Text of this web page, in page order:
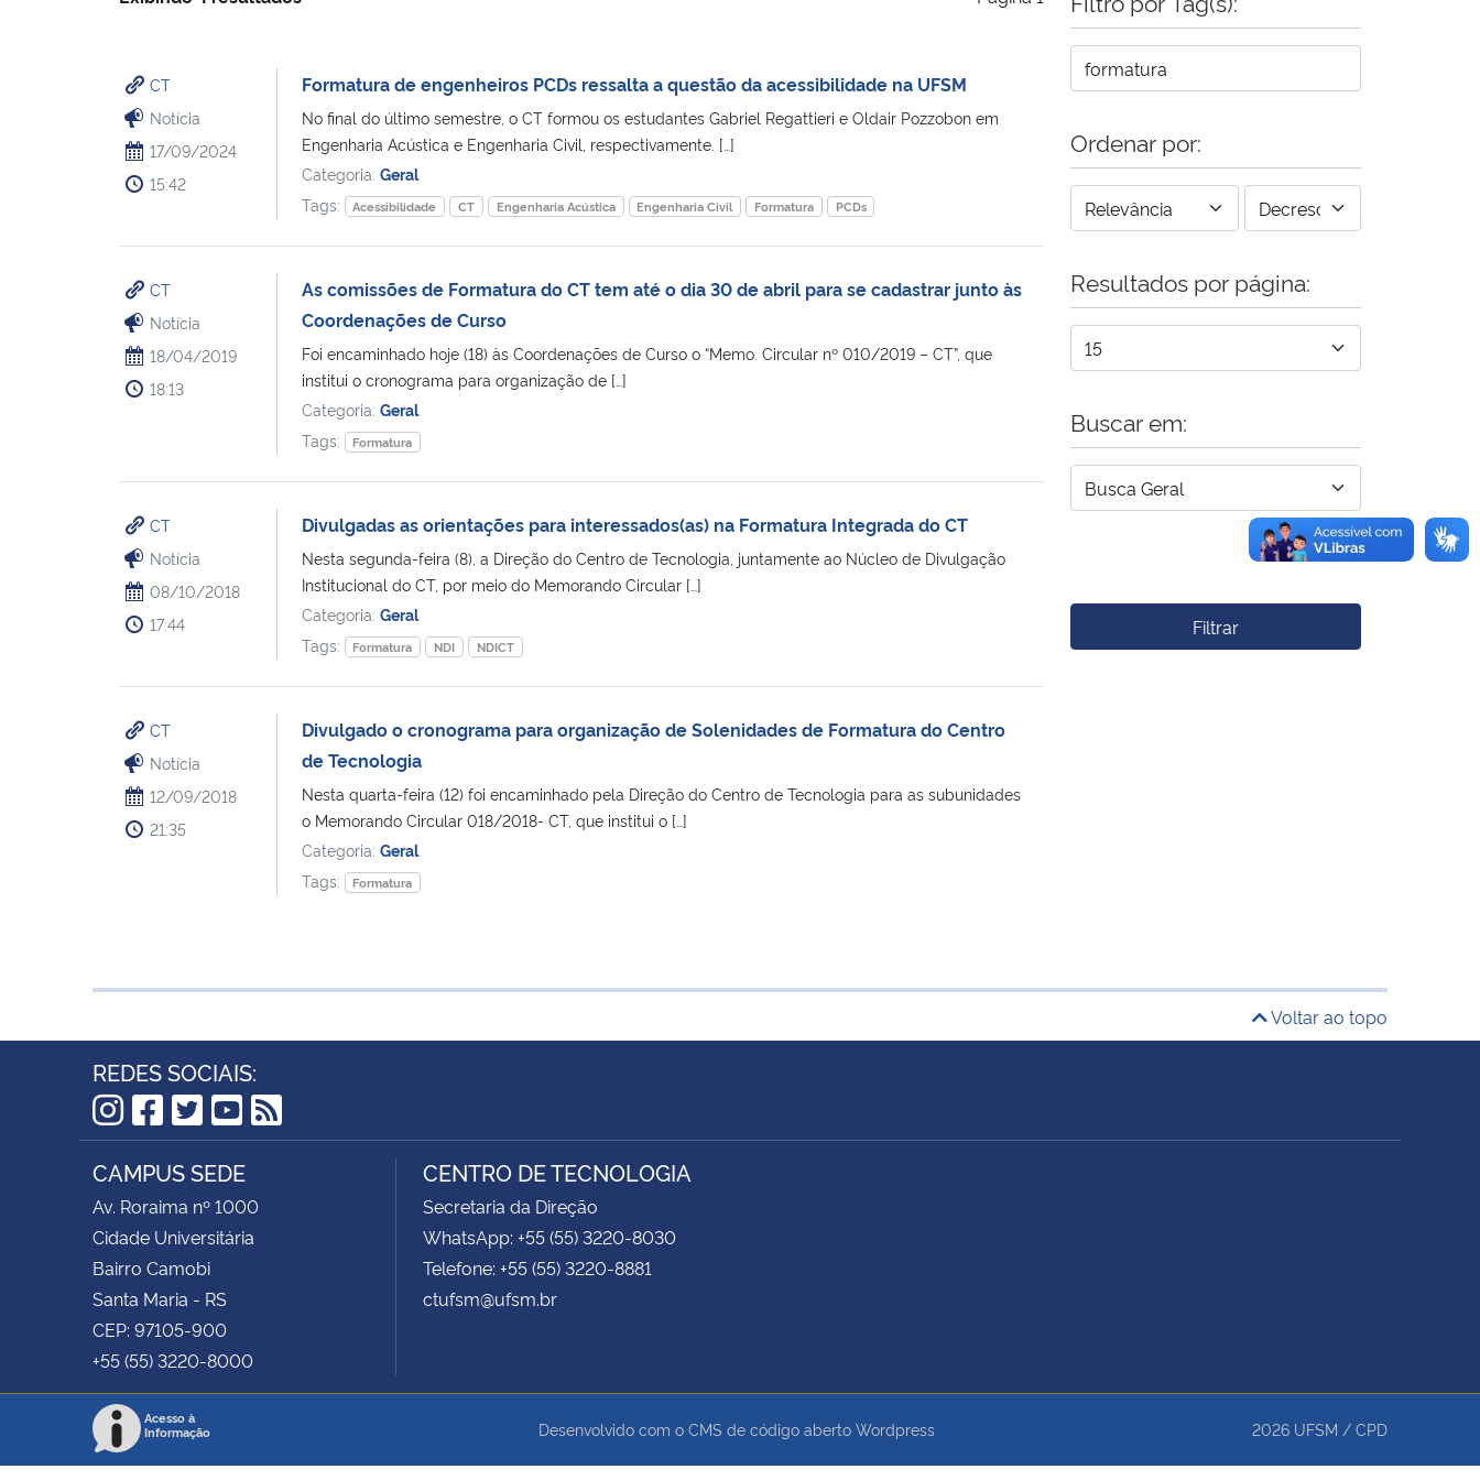
CT
Notícia
17/09/2024
15:42
Formatura de engenheiros PCDs ressalta a questão da acessibilidade na UFSM
No final do último semestre, o CT formou os estudantes Gabriel Regattieri e Oldair Pozzobon em
Engenharia Acústica e Engenharia Civil, respectivamente. […]
Categoria: Geral
Tags:
Acessibilidade CT Engenharia Acústica Engenharia Civil Formatura PCDs
CT
Notícia
18/04/2019
18:13
As comissões de Formatura do CT tem até o dia 30 de abril para se cadastrar junto às
Coordenações de Curso
Foi encaminhado hoje (18) às Coordenações de Curso o “Memo. Circular nº 010/2019 – CT”, que
institui o cronograma para organização de […]
Categoria: Geral
Tags:
Formatura
CT
Notícia
08/10/2018
17:44
Divulgadas as orientações para interessados(as) na Formatura Integrada do CT
Nesta segunda-feira (8), a Direção do Centro de Tecnologia, juntamente ao Núcleo de Divulgação
Institucional do CT, por meio do Memorando Circular […]
Categoria: Geral
Tags:
Formatura NDI NDICT
CT
Notícia
12/09/2018
21:35
Divulgado o cronograma para organização de Solenidades de Formatura do Centro
de Tecnologia
Nesta quarta-feira (12) foi encaminhado pela Direção do Centro de Tecnologia para as subunidades
o Memorando Circular 018/2018- CT, que institui o […]
Categoria: Geral
Tags:
Formatura
Ordenar por:
Resultados por página:
Buscar em:
Filtrar
Voltar ao topo
REDES SOCIAIS:
Instagram
Facebook
Twitter
YouTube
RSS
CAMPUS SEDE
Av. Roraima nº 1000
Cidade Universitária
Bairro Camobi
Santa Maria - RS
CEP: 97105-900
+55 (55) 3220-8000
CENTRO DE TECNOLOGIA
Secretaria da Direção
WhatsApp: +55 (55) 3220-8030
Telefone: +55 (55) 3220-8881
ctufsm@ufsm.br
Acesso à
Informação
Desenvolvido com o CMS de código aberto Wordpress 2026 UFSM / CPD